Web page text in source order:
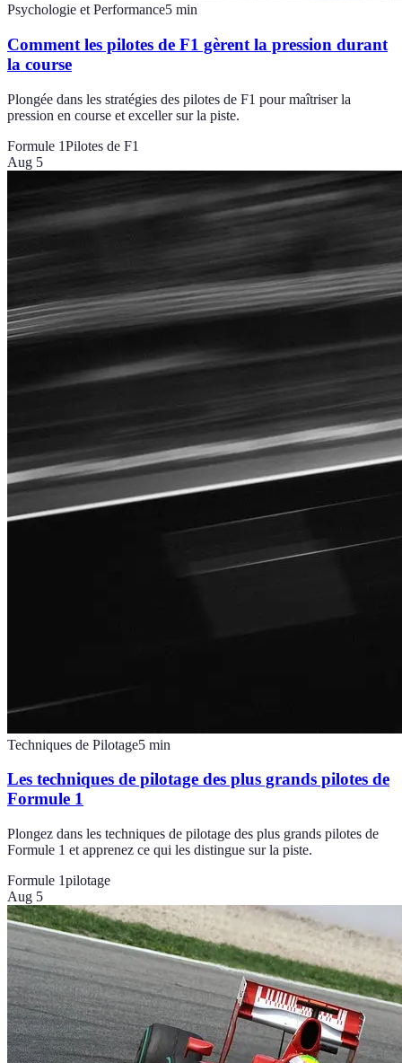
Psychologie et Performance5 min
Comment les pilotes de F1 gèrent la pression durant
la course
Plongée dans les stratégies des pilotes de F1 pour maîtriser la
pression en course et exceller sur la piste.
Formule 1Pilotes de F1
Aug 5
Techniques de Pilotage5 min
Les techniques de pilotage des plus grands pilotes de
Formule 1
Plongez dans les techniques de pilotage des plus grands pilotes de
Formule 1 et apprenez ce qui les distingue sur la piste.
Formule 1pilotage
Aug 5